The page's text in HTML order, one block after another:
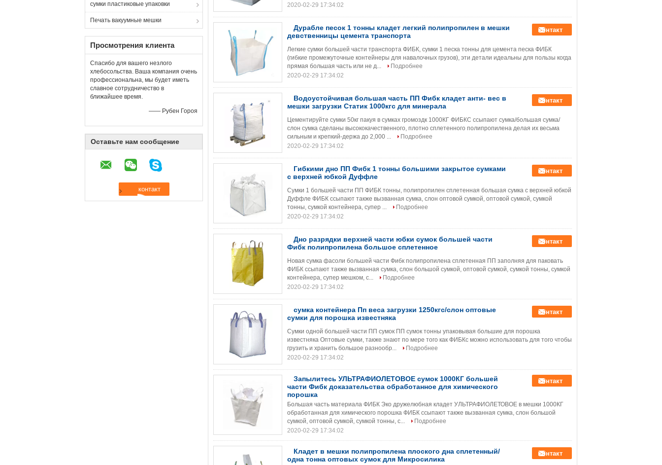
сумки пластиковые упаковки
Печать вакуумные мешки
Просмотрения клиента
Спасибо для вашего незлого
хлебосольства. Ваша компания очень
профессиональна, мы будет иметь
славное сотрудничество в
ближайшее время.
—— Рубен Гороя
Оставьте нам сообщение
2020-02-29 17:34:02
Дурабле песок 1 тонны кладет легкий полипропилен в мешки
девственницы цемента транспорта
контакт
Легкие сумки большей части транспорта ФИБК, сумки 1 песка тонны для цемента песка ФИБК
(гибкие промежуточные контейнеры для навалочных грузов), эти детали идеальны для пользы когда
прямая большая часть или не д...
Подробнее
2020-02-29 17:34:02
Водоустойчивая большая часть ПП Фибк кладет анти- вес в
мешки загрузки Статик 1000кгс для минерала
контакт
Цементируйте сумки 50кг пакуя в сумках громоздк 1000КГ ФИБКС ссыпают сумка/большая сумка/
слон сумка сделаны высококачественного, плотно сплетенного полипропилена делая их весьма
сильным и крепкий-держа до 2,000 ...
Подробнее
2020-02-29 17:34:02
Гибкими дно ПП Фибк 1 тонны большими закрытое сумками
с верхней юбкой Дуффле
контакт
Сумки 1 большей части ПП ФИБК тонны, полипропилен сплетенная большая сумка с верхней юбкой
Дуффле ФИБК ссыпают также вызванная сумка, слон оптовой сумкой, оптовой сумкой, сумкой
тонны, сумкой контейнера, супер ...
Подробнее
2020-02-29 17:34:02
Дно разрядки верхней части юбки сумок большей части
Фибк полипропилена большое сплетенное
контакт
Новая сумка фасоли большей части Фибк полипропилена сплетенная ПП заполняя для паковать
ФИБК ссыпают также вызванная сумка, слон большой сумкой, оптовой сумкой, сумкой тонны, сумкой
контейнера, супер мешком, с...
Подробнее
2020-02-29 17:34:02
сумка контейнера Пп веса загрузки 1250кгс/слон оптовые
сумки для порошка известняка
контакт
Сумки одной большей части ПП сумок ПП сумок тонны упаковывая большие для порошка
известняка Оптовые сумки, также знают по мере того как ФИБКс можно использовать для того чтобы
грузить и хранить большое разнообр...
Подробнее
2020-02-29 17:34:02
Запылитесь УЛЬТРАФИОЛЕТОВОЕ сумок 1000КГ большей
части Фибк доказательства обработанное для химического
порошка
контакт
Большая часть материала ФИБК Эко дружелюбная кладет УЛЬТРАФИОЛЕТОВОЕ в мешки 1000КГ
обработанная для химического порошка ФИБК ссыпают также вызванная сумка, слон большой
сумкой, оптовой сумкой, сумкой тонны, с...
Подробнее
2020-02-29 17:34:02
Кладет в мешки полипропилена плоского дна сплетенный/
одна тонна оптовых сумок для Микросилика
контакт